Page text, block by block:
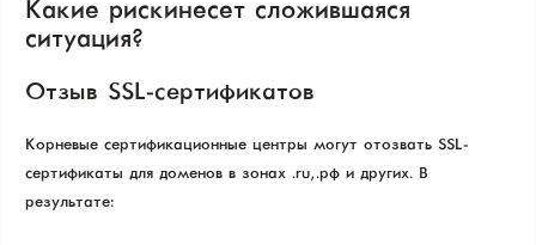
Какие риски несет сложившаяся
ситуация?
Отзыв SSL-сертификатов
Корневые сертификационные центры могут отозвать SSL-
сертификаты для доменов в зонах .ru, .рф и других. В
результате: